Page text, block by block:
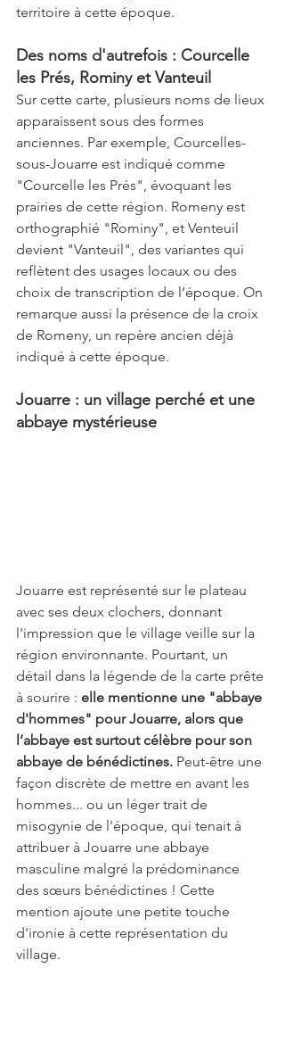
territoire à cette époque.
Des noms d'autrefois : Courcelle
les Prés, Rominy et Vanteuil
Sur cette carte, plusieurs noms de lieux
apparaissent sous des formes
anciennes. Par exemple, Courcelles-
sous-Jouarre est indiqué comme
"Courcelle les Prés", évoquant les
prairies de cette région. Romeny est
orthographié "Rominy", et Venteuil
devient "Vanteuil", des variantes qui
reflètent des usages locaux ou des
choix de transcription de l’époque. On
remarque aussi la présence de la croix
de Romeny, un repère ancien déjà
indiqué à cette époque.
Jouarre : un village perché et une
abbaye mystérieuse
Jouarre est représenté sur le plateau
avec ses deux clochers, donnant
l'impression que le village veille sur la
région environnante. Pourtant, un
détail dans la légende de la carte prête
à sourire : elle mentionne une "abbaye
d'hommes" pour Jouarre, alors que
l’abbaye est surtout célèbre pour son
abbaye de bénédictines. Peut-être une
façon discrète de mettre en avant les
hommes... ou un léger trait de
misogynie de l'époque, qui tenait à
attribuer à Jouarre une abbaye
masculine malgré la prédominance
des sœurs bénédictines ! Cette
mention ajoute une petite touche
d'ironie à cette représentation du
village.